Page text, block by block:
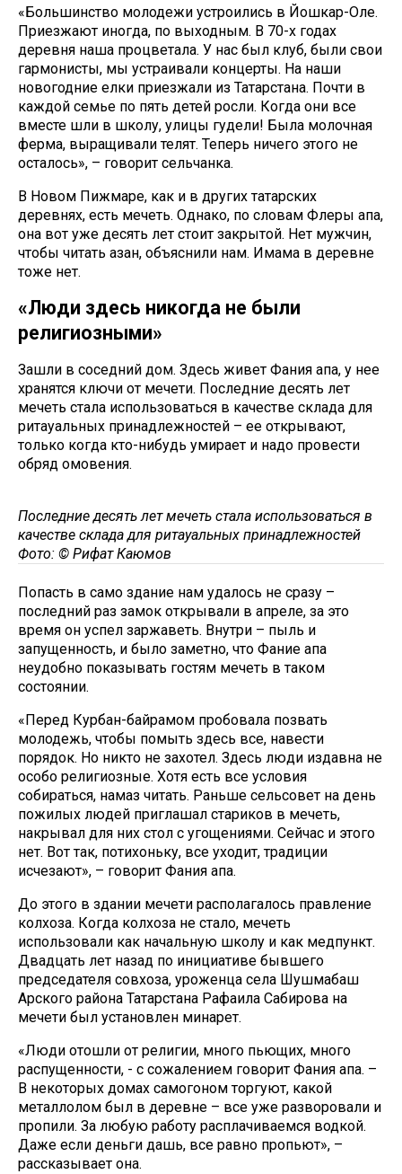
«Большинство молодежи устроились в Йошкар-Оле.
Приезжают иногда, по выходным. В 70-х годах
деревня наша процветала. У нас был клуб, были свои
гармонисты, мы устраивали концерты. На наши
новогодние елки приезжали из Татарстана. Почти в
каждой семье по пять детей росли. Когда они все
вместе шли в школу, улицы гудели! Была молочная
ферма, выращивали телят. Теперь ничего этого не
осталось», – говорит сельчанка.
В Новом Пижмаре, как и в других татарских
деревнях, есть мечеть. Однако, по словам Флеры апа,
она вот уже десять лет стоит закрытой. Нет мужчин,
чтобы читать азан, объяснили нам. Имама в деревне
тоже нет.
«Люди здесь никогда не были
религиозными»
Зашли в соседний дом. Здесь живет Фания апа, у нее
хранятся ключи от мечети. Последние десять лет
мечеть стала использоваться в качестве склада для
ритауальных принадлежностей – ее открывают,
только когда кто-нибудь умирает и надо провести
обряд омовения.
Последние десять лет мечеть стала использоваться в
качестве склада для ритауальных принадлежностей
Фото: © Рифат Каюмов
Попасть в само здание нам удалось не сразу –
последний раз замок открывали в апреле, за это
время он успел заржаветь. Внутри – пыль и
запущенность, и было заметно, что Фание апа
неудобно показывать гостям мечеть в таком
состоянии.
«Перед Курбан-байрамом пробовала позвать
молодежь, чтобы помыть здесь все, навести
порядок. Но никто не захотел. Здесь люди издавна не
особо религиозные. Хотя есть все условия
собираться, намаз читать. Раньше сельсовет на день
пожилых людей приглашал стариков в мечеть,
накрывал для них стол с угощениями. Сейчас и этого
нет. Вот так, потихоньку, все уходит, традиции
исчезают», – говорит Фания апа.
До этого в здании мечети располагалось правление
колхоза. Когда колхоза не стало, мечеть
использовали как начальную школу и как медпункт.
Двадцать лет назад по инициативе бывшего
председателя совхоза, уроженца села Шушмабаш
Арского района Татарстана Рафаила Сабирова на
мечети был установлен минарет.
«Люди отошли от религии, много пьющих, много
распущенности, - с сожалением говорит Фания апа. –
В некоторых домах самогоном торгуют, какой
металлолом был в деревне – все уже разворовали и
пропили. За любую работу расплачиваемся водкой.
Даже если деньги дашь, все равно пропьют», –
рассказывает она.